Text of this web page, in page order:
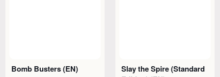
Bomb Busters (EN)
Slay the Spire (Standard